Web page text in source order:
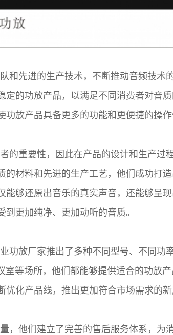
和先进的生产技术，不断推动音频技术
定的功放产品，以满足不同消费者对音质
放产品具备更多的功能和更便捷的操作
的重要性，因此在产品的设计和生产过
的材料和先进的生产工艺，他们成功打
够还原出音乐的真实声音，还能够呈现
更加纯净、更加动听的音质。
功放厂家推出了多种不同型号、不同功
室等场所，他们都能够提供适合的功放
化产品线，推出更加符合市场需求的新
，他们建立了完善的售后服务体系，为